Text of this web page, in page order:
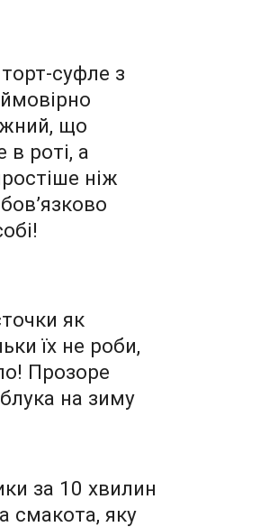
суфле з
що
в роті, а
ніж
як
їх не роби,
Прозоре
на зиму
за 10 хвилин
смакота, яку